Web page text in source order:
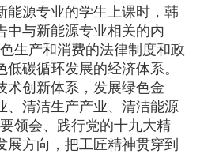
能源专业的学生上课时，韩
中与新能源专业相关的内
生产和消费的法律制度和政
碳循环发展的经济体系。
术创新体系，发展绿色金
、清洁生产产业、清洁能源
领会、践行党的十九大精
展方向，把工匠精神贯穿到